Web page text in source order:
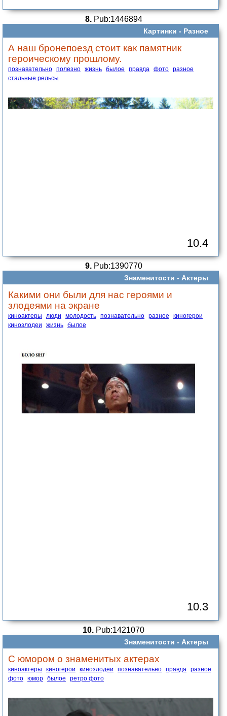
8.Pub:1446894
Картинки - Разное
А наш бронепоезд стоит как памятник
героическому прошлому.
познавательно полезно жизнь былое правда фото разное
стальные рельсы
10.4
9.Pub:1390770
Знаменитости - Актеры
Какими они были для нас героями и
злодеями на экране
киноактеры люди молодость познавательно разное
киногерои
кинозлодеи
жизнь былое
10.3
10. Pub:1421070
Знаменитости - Актеры
С юмором о знаменитых актерах
киноактеры киногерои кинозлодеи познавательно правда разное
фото юмор былое ретро фото